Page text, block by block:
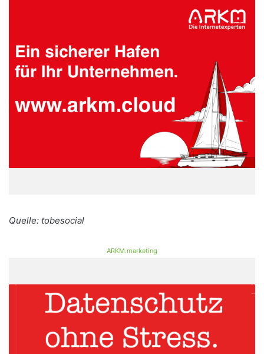
Quelle: tobesocial
ARKM.marketing